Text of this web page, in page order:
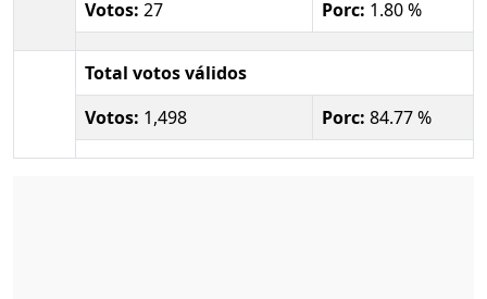
Votos: 27 Porc: 1.80 %
Total votos válidos
Votos: 1,498 Porc: 84.77 %